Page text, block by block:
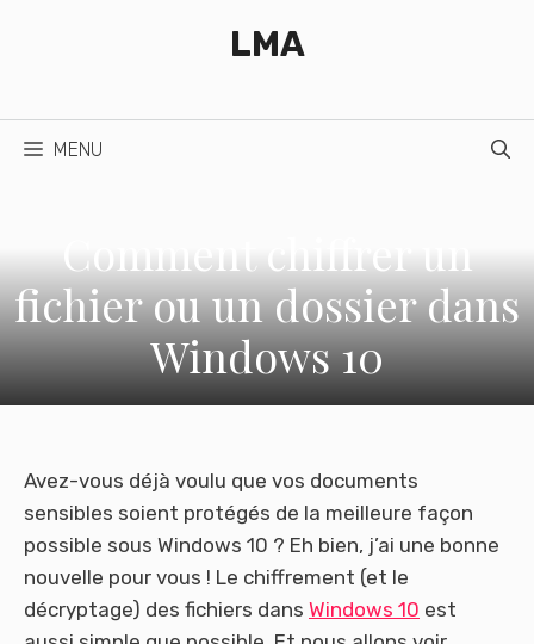
LMA
MENU
Comment chiffrer un
fichier ou un dossier dans
Windows 10
Avez-vous déjà voulu que vos documents
sensibles soient protégés de la meilleure façon
possible sous Windows 10 ? Eh bien, j’ai une bonne
nouvelle pour vous ! Le chiffrement (et le
décryptage) des fichiers dans Windows 10 est